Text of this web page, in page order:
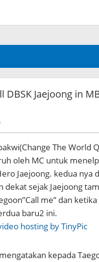
DBSK Jaejoong in
by
Koreanindo
The World
oleh MC untuk
Jaejoong. kedua nya
dekat sejak Jaejoong
me” dan
baru2 ini.
kepada